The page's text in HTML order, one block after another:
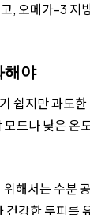
, 오메가-3 지
해야
쉽지만 과도
드나 낮은
해서는 수분
강한 두피를